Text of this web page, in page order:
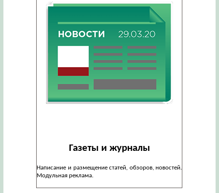
Газеты и журналы
Написание и размещение статей, обзоров, новостей.
Модульная реклама.